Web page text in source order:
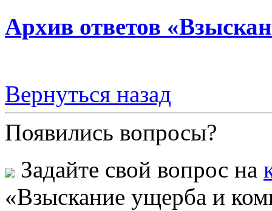
Архив ответов
Вернуться назад
Появились вопросы?
Задайте свой вопрос на
«Взыскание ущерба и